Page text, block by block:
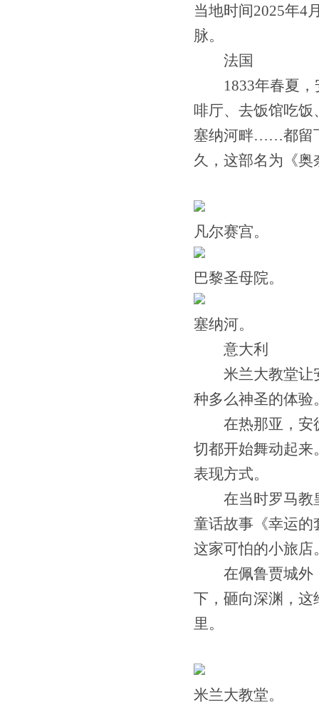
当地时间2025年4
脉。
法国
1833年春夏，
啡厅、去饭馆吃
塞纳河畔……都留
久，这部名为《
凡尔赛宫。
巴黎圣母院。
塞纳河。
意大利
米兰大教堂让安
种多么神圣的体验
在热那亚，安徒
切都开始舞动起来
表现方式。
在当时罗马教皇
童话故事《幸运的
这家可怕的小旅店
在佩鲁贾城外，
下，砸向深渊，这
里。
米兰大教堂。